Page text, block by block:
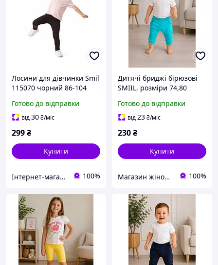
Лосини для дівчинки Smil
115070 чорний 86-104
Готово до відправки
від30₴/міс
299₴
Купити
Інтернет-магазин "Казковий світ" 100%
Дитячі бриджі бірюзові
SMIIL, розміри 74,80
Готово до відправки
від23₴/міс
230₴
Купити
Магазин жіночого та дитячого одягу "Sunshine" 100%